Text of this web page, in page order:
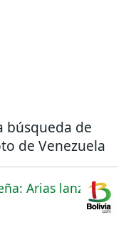
búsqueda de
de Venezuela